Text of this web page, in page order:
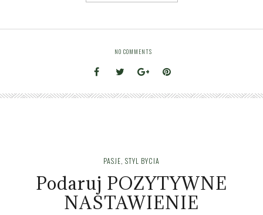
NO COMMENTS
PASJE, STYL BYCIA
Podaruj POZYTYWNE
NASTAWIENIE